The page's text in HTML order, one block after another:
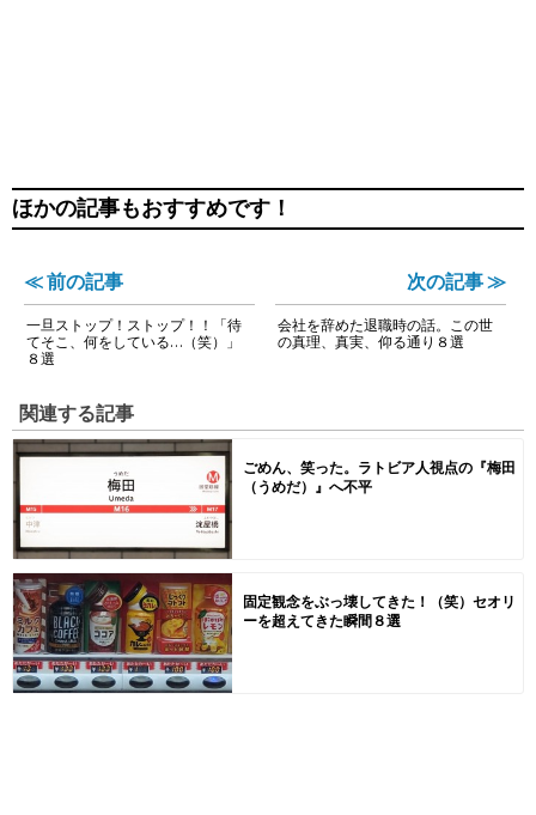
ほかの記事もおすすめです！
≪ 前の記事
一旦ストップ！ストップ！！「待
てそこ、何をしている…（笑）」
８選
次の記事 ≫
会社を辞めた退職時の話。この世
の真理、真実、仰る通り８選
関連する記事
ごめん、笑った。ラトビア人視点の『梅田
（うめだ）』へ不平
固定観念をぶっ壊してきた！（笑）セオリ
ーを超えてきた瞬間８選